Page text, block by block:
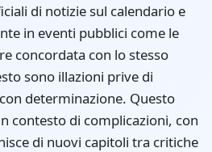
di notizie sul calendario e
in eventi pubblici come le
concordata con lo stesso
sono illazioni prive di
determinazione. Questo
contesto di complicazioni, con
di nuovi capitoli tra critiche